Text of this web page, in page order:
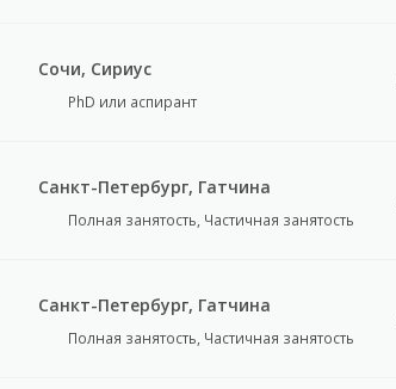
Сочи, Сириус
PhD или аспирант
Санкт-Петербург, Гатчина
Полная занятость, Частичная занятость
Санкт-Петербург, Гатчина
Полная занятость, Частичная занятость